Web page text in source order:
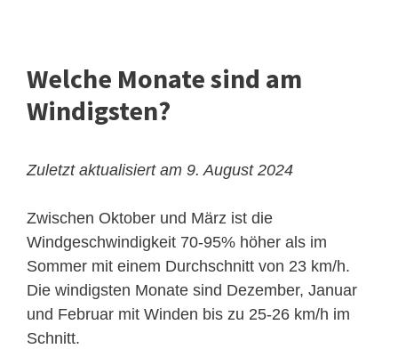
Welche Monate sind am
Windigsten?
Zuletzt aktualisiert am 9. August 2024
Zwischen Oktober und März ist die
Windgeschwindigkeit 70-95% höher als im
Sommer mit einem Durchschnitt von 23 km/h.
Die windigsten Monate sind Dezember, Januar
und Februar mit Winden bis zu 25-26 km/h im
Schnitt.